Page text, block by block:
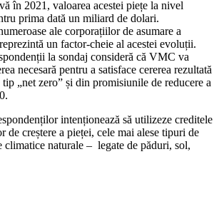
în 2021, valoarea acestei piețe la nivel
prima dată un miliard de dolari.
ale corporațiilor de asumare a
un factor-cheie al acestei evoluții.
la sondaj consideră că VMC va
necesară pentru a satisface cererea rezultată
„net zero” și din promisiunile de reducere a
intenționează să utilizeze creditele
de creștere a pieței, cele mai alese tipuri de
naturale – legate de păduri, sol,